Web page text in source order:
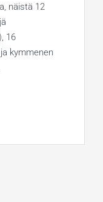
näistä 12
16
kymmenen